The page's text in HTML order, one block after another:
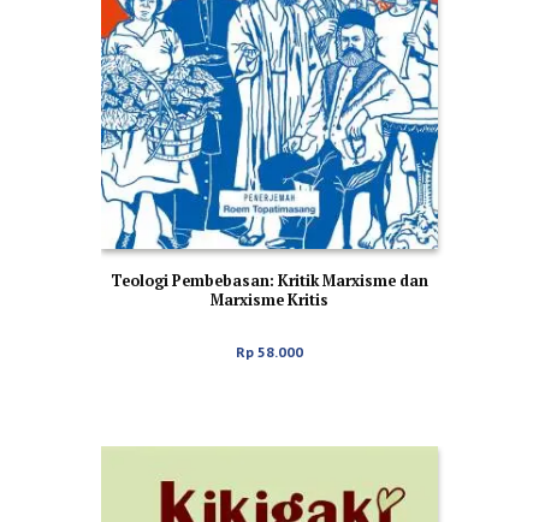
Teologi Pembebasan: Kritik Marxisme dan
Marxisme Kritis
Rp 58.000